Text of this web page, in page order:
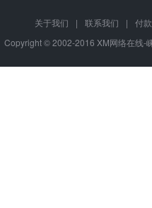
关于我们 | 联系我们 |
付
Copyright © 2002-2016 XM网络在线-